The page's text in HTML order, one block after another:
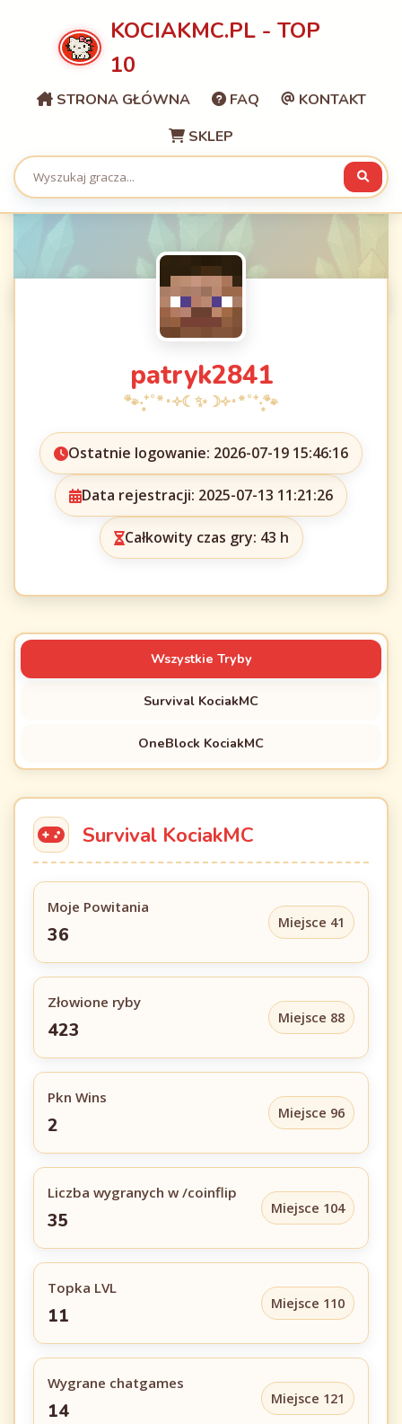
KOCIAKMC.PL - TOP
10
STRONA GŁÓWNA FAQ
KONTAKT
SKLEP
patryk2841
Ostatnie logowanie: 2026-07-19 15:46:16
Data rejestracji: 2025-07-13 11:21:26
Całkowity czas gry: 43 h
Wszystkie Tryby
Survival KociakMC
OneBlock KociakMC
Survival KociakMC
Moje Powitania
36
Miejsce 41
Złowione ryby
423
Miejsce 88
Pkn Wins
2
Miejsce 96
Liczba wygranych w /coinflip
35
Miejsce 104
Topka LVL
11
Miejsce 110
Wygrane chatgames
14
Miejsce 121